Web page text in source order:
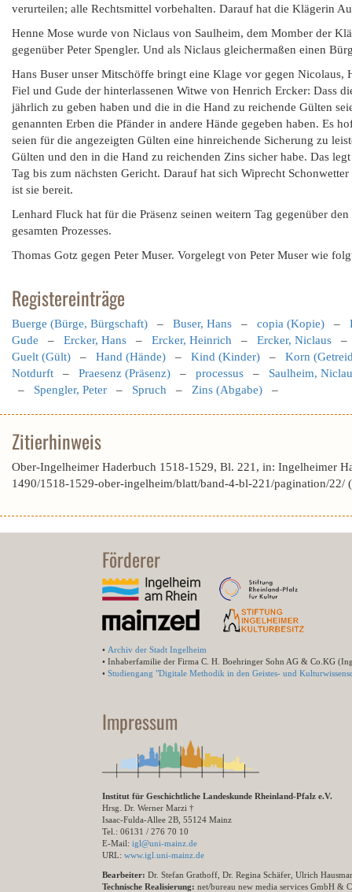
verurteilen; alle Rechtsmittel vorbehalten. Darauf hat die Klägerin
Henne Mose wurde von Niclaus von Saulheim, dem Momber der
gegenüber Peter Spengler. Und als Niclaus gleichermaßen einen
Hans Buser unser Mitschöffe bringt eine Klage vor gegen Nicolaus,
Fiel und Gude der hinterlassenen Witwe von Henrich Ercker: Dass
jährlich zu geben haben und die in die Hand zu reichende Gülten
genannten Erben die Pfänder in andere Hände gegeben haben. Es
seien für die angezeigten Gülten eine hinreichende Sicherung zu
Gülten und den in die Hand zu reichenden Zins sicher habe. Das
Tag bis zum nächsten Gericht. Darauf hat sich Wiprecht
ist sie bereit.
Lenhard Fluck hat für die Präsenz seinen weitern Tag gegenüber
gesamten Prozesses.
Thomas Gotz gegen Peter Muser. Vorgelegt von Peter Muser wie
Registereinträge
Buerge (Bürge, Bürgschaft) – Buser, Hans – copia (Kopie) –
Gude – Ercker, Hans – Ercker, Heinrich – Ercker, Niclaus
Guelt (Gült) – Hand (Hände) – Kind (Kinder) – Korn
Notdurft – Praesenz (Präsenz) – processus – Saulheim,
– Spengler, Peter – Spruch – Zins (Abgabe) –
Zitierhinweis
Ober-Ingelheimer Haderbuch 1518-1529, Bl. 221, in: Ingelheimer
1490/1518-1529-ober-ingelheim/blatt/band-4-bl-221/pagination/22/
Förderer
• Archiv der Stadt Ingelheim
• Inhaberfamilie der Firma C. H. Boehringer Sohn AG & Co.KG
• Studiengang "Digitale Methodik in den Geistes- und
Impressum
Institut für Geschichtliche Landeskunde Rheinland-Pfalz e.V.
Hrsg. Dr. Werner Marzi †
Isaac-Fulda-Allee 2B, 55124 Mainz
Tel.: 06131 / 276 70 10
E-Mail: igl@uni-mainz.de
URL: www.igl.uni-mainz.de
Bearbeiter: Dr. Stefan Grathoff, Dr. Regina Schäfer, Ulrich
Technische Realisierung: net/bureau new media services GmbH &